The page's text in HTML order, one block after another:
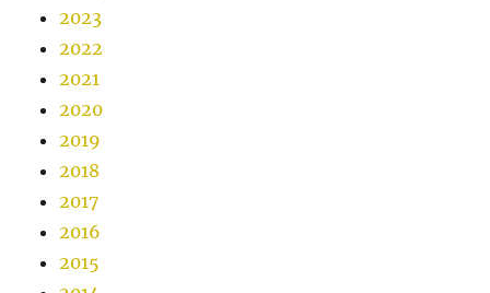
2023
2022
2021
2020
2019
2018
2017
2016
2015